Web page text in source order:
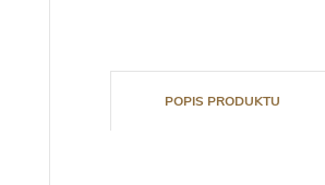
POPIS PRODUKTU